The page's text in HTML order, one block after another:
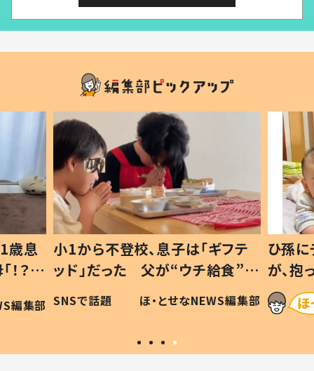
歳息
？」
編集部
小1から不登校、息子は「ギフテ
ッド」だった 父が“ウチ給食”を
作り続ける理由とは #令和の親
#令和の子
SNSで話題 ほ・とせなNEWS編集部
ひ孫
が、
「涙が
い」